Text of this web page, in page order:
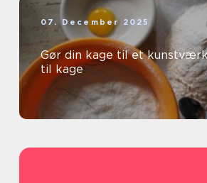
07. December 2025
Gør din kage til et
til kage